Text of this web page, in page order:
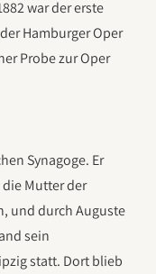
war der erste
Hamburger Oper
Probe zur Oper
Synagoge. Er
Mutter der
und durch Auguste
sein
statt. Dort blieb